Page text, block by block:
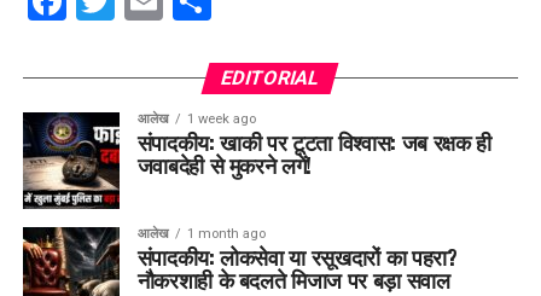
EDITORIAL
आलेख 1 week ago
संपादकीय: खाकी पर टूटता विश्वास: जब रक्षक ही
जवाबदेही से मुकरने लगें!
आलेख 1 month ago
संपादकीय: लोकसेवा या रसूखदारों का पहरा?
नौकरशाही के बदलते मिजाज पर बड़ा सवाल